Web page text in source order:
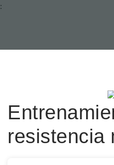
:
resistencia